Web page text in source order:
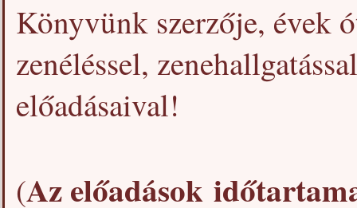
Könyvünk szerzője, évek
zenéléssel,
előadásaival!
(Az előadások